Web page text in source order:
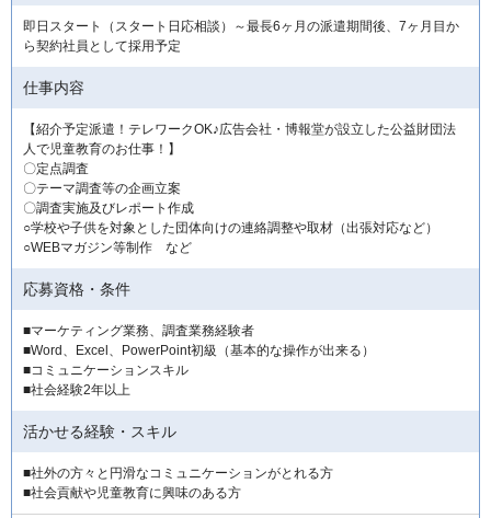
即日スタート（スタート日応相談）～最長6ヶ月の派遣期間後、7ヶ月目か
ら契約社員として採用予定
仕事内容
【紹介予定派遣！テレワークOK♪広告会社・博報堂が設立した公益財団法
人で児童教育のお仕事！】
〇定点調査
〇テーマ調査等の企画立案
〇調査実施及びレポート作成
○学校や子供を対象とした団体向けの連絡調整や取材（出張対応など）
○WEBマガジン等制作 など
応募資格・条件
■マーケティング業務、調査業務経験者
■Word、Excel、PowerPoint初級（基本的な操作が出来る）
■コミュニケーションスキル
■社会経験2年以上
活かせる経験・スキル
■社外の方々と円滑なコミュニケーションがとれる方
■社会貢献や児童教育に興味のある方